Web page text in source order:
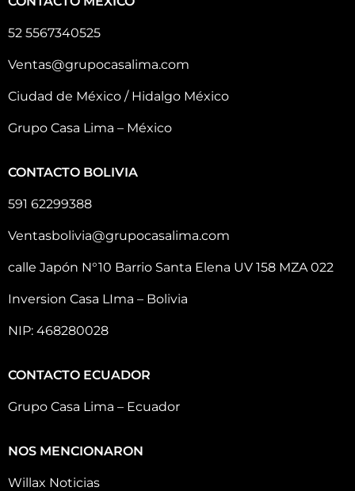
52 5567340525
Ventas@grupocasalima.com
Ciudad de México / Hidalgo México
Grupo Casa Lima – México
CONTACTO BOLIVIA
591 62299388
Ventasbolivia@grupocasalima.com
calle Japón N°10 Barrio Santa Elena UV 158 MZA 022
Inversion Casa LIma – Bolivia
NIP: 468280028
CONTACTO ECUADOR
Grupo Casa Lima – Ecuador
NOS MENCIONARON
Willax Noticias